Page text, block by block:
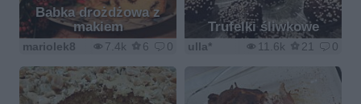
Babka drożdżowa z
makiem
7.4k 6 0
mariolek8
Trufelki śliwkowe
11.6k 21 0
ulla*